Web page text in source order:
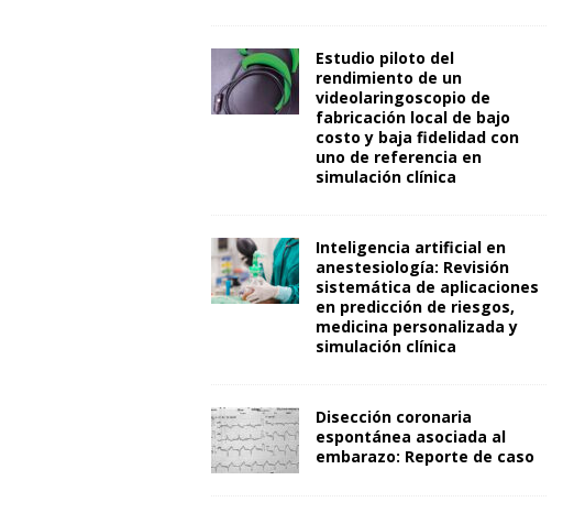
Estudio piloto del
rendimiento de un
videolaringoscopio de
fabricación local de bajo
costo y baja fidelidad con
uno de referencia en
simulación clínica
Inteligencia artificial en
anestesiología: Revisión
sistemática de aplicaciones
en predicción de riesgos,
medicina personalizada y
simulación clínica
Disección coronaria
espontánea asociada al
embarazo: Reporte de caso